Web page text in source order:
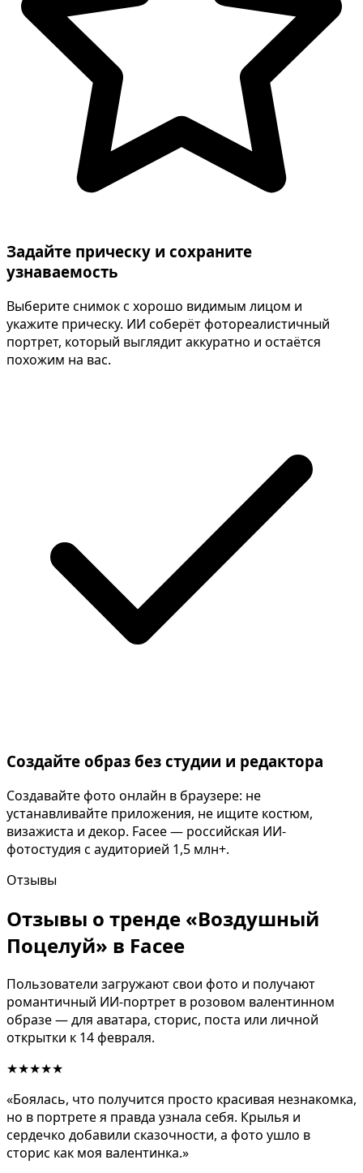
Задайте прическу и сохраните
узнаваемость
Выберите снимок с хорошо видимым лицом и
укажите прическу. ИИ соберёт фотореалистичный
портрет, который выглядит аккуратно и остаётся
похожим на вас.
Создайте образ без студии и редактора
Создавайте фото онлайн в браузере: не
устанавливайте приложения, не ищите костюм,
визажиста и декор. Facee — российская ИИ-
фотостудия с аудиторией 1,5 млн+.
Отзывы
Отзывы о тренде «Воздушный
Поцелуй» в Facee
Пользователи загружают свои фото и получают
романтичный ИИ-портрет в розовом валентинном
образе — для аватара, сторис, поста или личной
открытки к 14 февраля.
★★★★★
«Боялась, что получится просто красивая незнакомка,
но в портрете я правда узнала себя. Крылья и
сердечко добавили сказочности, а фото ушло в
сторис как моя валентинка.»